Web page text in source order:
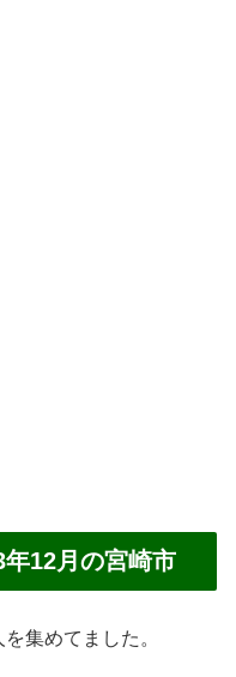
12月の宮崎市
集めてました。